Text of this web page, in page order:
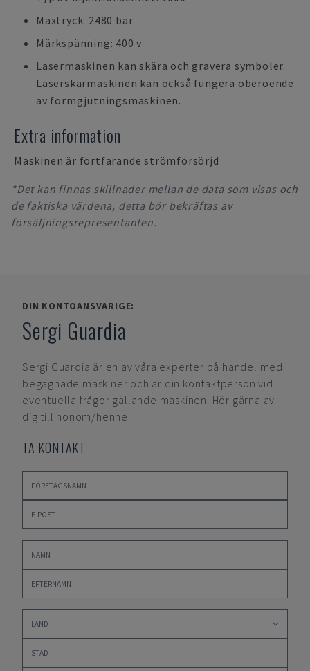
Maxtryck: 2480 bar
Märkspänning: 400 v
Lasermaskinen kan skära och gravera symboler.
Laserskärmaskinen kan också fungera oberoende
av formgjutningsmaskinen.
Extra information
Maskinen är fortfarande strömförsörjd
*Det kan finnas skillnader mellan de data som visas och
de faktiska värdena, detta bör bekräftas av
försäljningsrepresentanten.
DIN KONTOANSVARIGE:
Sergi Guardia
Sergi Guardia är en av våra experter på handel med
begagnade maskiner och är din kontaktperson vid
eventuella frågor gällande maskinen. Hör gärna av
dig till honom/henne.
TA KONTAKT